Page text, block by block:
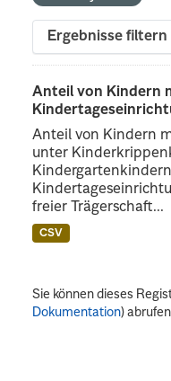
Ergebnisse filtern
Anteil von Kindern
Anteil von Kindern
unter
freier Trägerschaft...
CSV
Sie können dieses
Dokumentation)